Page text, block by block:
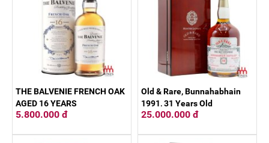
THE BALVENIE FRENCH OAK
AGED 16 YEARS
5.800.000 đ
Old & Rare, Bunnahabhain
1991, 31 Years Old
25.000.000 đ